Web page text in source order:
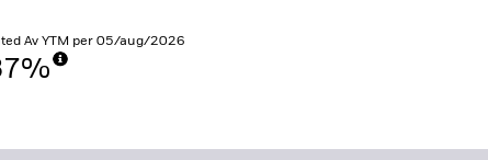
Av YTM per 05/aug/2026